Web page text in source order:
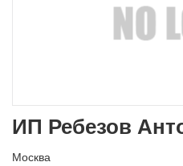
ИП Ребезов
Москва